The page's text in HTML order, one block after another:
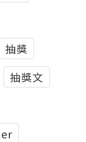
抽獎
抽獎文